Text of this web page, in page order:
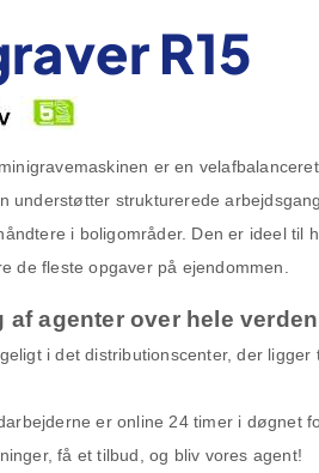
R15
er en
understøtter strukturerede
i boligområder. Den er ideel til
de fleste opgaver på ejendommen.
af agenter over hele
i det distributionscenter, der
er online 24 timer i døgnet
få et tilbud, og bliv vores agent!